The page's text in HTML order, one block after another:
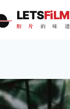
LETSFiLM
胶 片 的 味 道